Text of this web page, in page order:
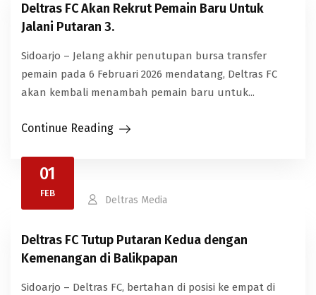
Deltras FC Akan Rekrut Pemain Baru Untuk
Jalani Putaran 3.
Sidoarjo – Jelang akhir penutupan bursa transfer
pemain pada 6 Februari 2026 mendatang, Deltras FC
akan kembali menambah pemain baru untuk...
Continue Reading
01
FEB
Deltras Media
Deltras FC Tutup Putaran Kedua dengan
Kemenangan di Balikpapan
Sidoarjo – Deltras FC, bertahan di posisi ke empat di